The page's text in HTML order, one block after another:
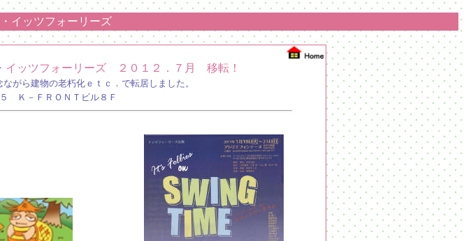
イッツフォーリーズ
イッツフォーリーズ ２０１２．７月 移転！
がら建物の老朽化ｅｔｃ．で転居しました。
Ｋ－ＦＲＯＮＴビル８Ｆ